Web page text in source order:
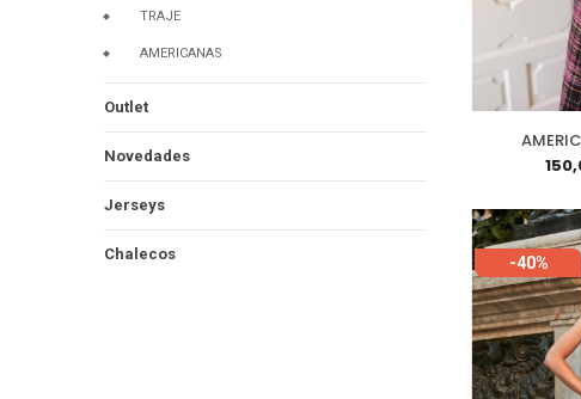
TRAJE
AMERICANAS
Outlet
Novedades
Jerseys
Chalecos -40%